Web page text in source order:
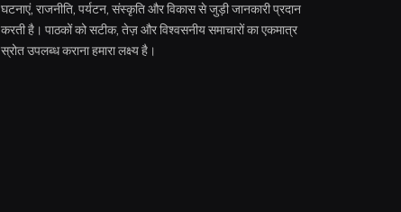
घटनाएं, राजनीति, पर्यटन, संस्कृति और विकास से जुड़ी जानकारी प्रदान
करती है। पाठकों को सटीक, तेज़ और विश्वसनीय समाचारों का एकमात्र
स्रोत उपलब्ध कराना हमारा लक्ष्य है।